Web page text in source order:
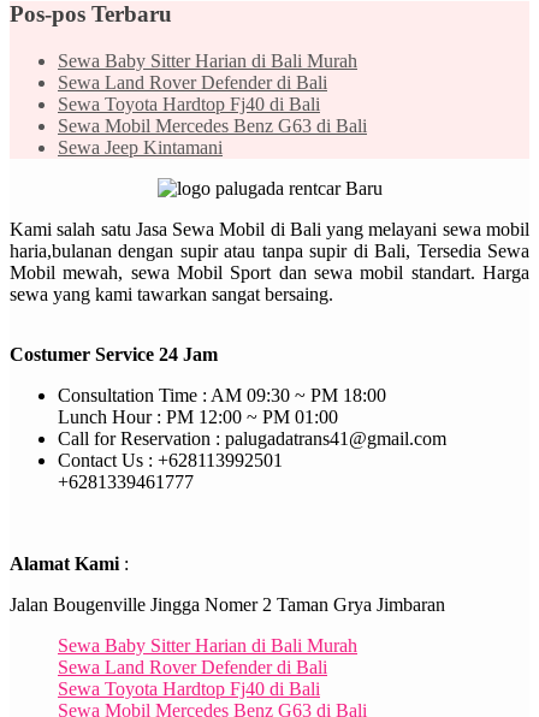
Pos-pos Terbaru
Sewa Baby Sitter Harian di Bali Murah
Sewa Land Rover Defender di Bali
Sewa Toyota Hardtop Fj40 di Bali
Sewa Mobil Mercedes Benz G63 di Bali
Sewa Jeep Kintamani
Kami salah satu Jasa Sewa Mobil di Bali yang melayani sewa mobil
haria,bulanan dengan supir atau tanpa supir di Bali, Tersedia Sewa
Mobil mewah, sewa Mobil Sport dan sewa mobil standart. Harga
sewa yang kami tawarkan sangat bersaing.
Costumer Service 24 Jam
Consultation Time : AM 09:30 ~ PM 18:00
Lunch Hour : PM 12:00 ~ PM 01:00
Call for Reservation : palugadatrans41@gmail.com
Contact Us : +628113992501
+6281339461777
Alamat Kami :
Jalan Bougenville Jingga Nomer 2 Taman Grya Jimbaran
Sewa Baby Sitter Harian di Bali Murah
Sewa Land Rover Defender di Bali
Sewa Toyota Hardtop Fj40 di Bali
Sewa Mobil Mercedes Benz G63 di Bali